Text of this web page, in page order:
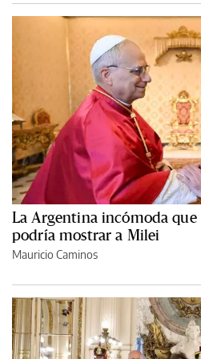
La Argentina incómoda
podría mostrar a Milei
Mauricio Caminos